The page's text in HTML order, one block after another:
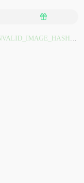
随
文
解决新Edge浏览器报 `STATUS_INVALID_IMAGE_HASH` 问题